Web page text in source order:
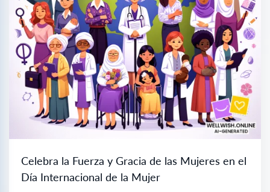
Celebra la Fuerza y Gracia de las Mujeres en el
Día Internacional de la Mujer